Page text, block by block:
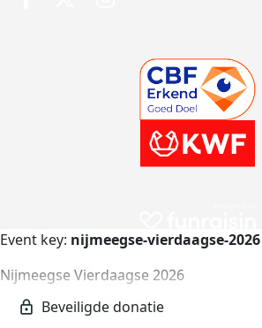
Event key: nijmeegse-vierdaagse-2026
Nijmeegse Vierdaagse 2026
nijmeegse-vierdaagse-2026